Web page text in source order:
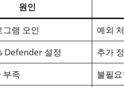
원인
그램 오인
예외
Defender 설정
추가
부족
불필